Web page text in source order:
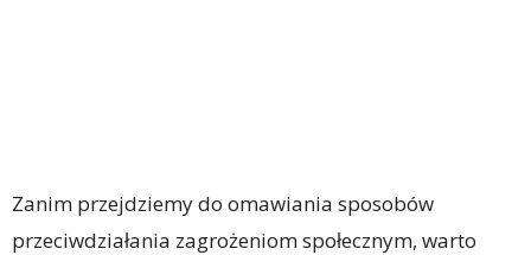
Zanim przejdziemy do omawiania sposobów
przeciwdziałania zagrożeniom społecznym, warto